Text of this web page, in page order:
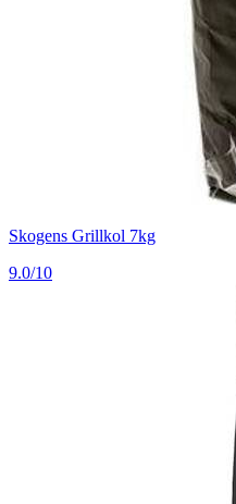
Skogens Grillkol 7kg
9.0/10